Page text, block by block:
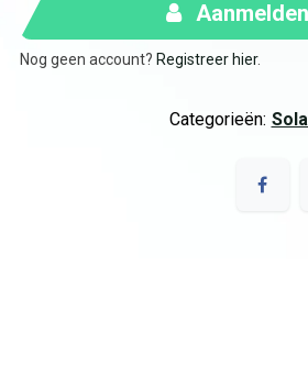
Nog geen account? Registreer hier.
Categorieën: